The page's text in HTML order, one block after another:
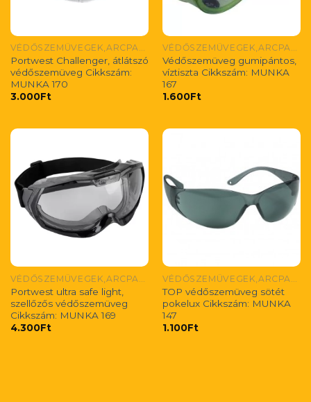
VÉDŐSZEMÜVEGEK,ARCPAJZSOK
Portwest Challenger, átlátszó
védőszemüveg Cikkszám:
MUNKA 170
3.000Ft
VÉDŐSZEMÜVEGEK,ARCPAJZSOK
Védőszemüveg gumipántos,
víztiszta Cikkszám: MUNKA
167
1.600Ft
VÉDŐSZEMÜVEGEK,ARCPAJZSOK
Portwest ultra safe light,
szellőzős védőszemüveg
Cikkszám: MUNKA 169
4.300Ft
VÉDŐSZEMÜVEGEK,ARCPAJZSOK
TOP védőszemüveg sötét
pokelux Cikkszám: MUNKA
147
1.100Ft